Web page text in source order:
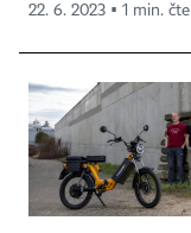
22. 6. 2023 ▪ 1 min.